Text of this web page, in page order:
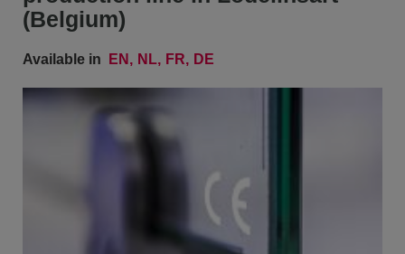
(Belgium)
Available in EN NL FR DE